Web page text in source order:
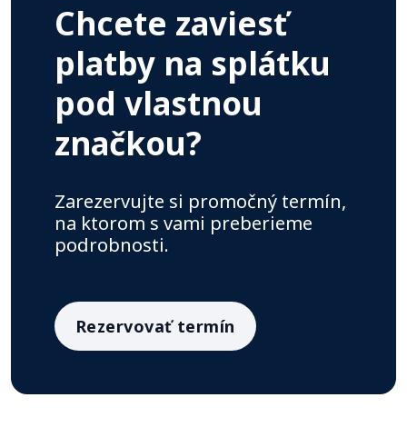
Chcete zaviesť
platby na splátku
pod vlastnou
značkou?
Zarezervujte si promočný termín,
na ktorom s vami preberieme
podrobnosti.
Rezervovať termín